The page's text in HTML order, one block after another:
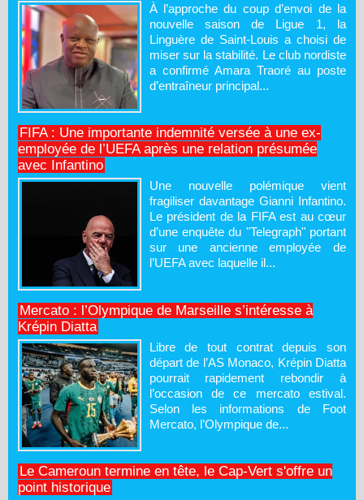
À l’approche du coup d’envoi de la
nouvelle saison de Ligue 1, la
Linguère de Saint-Louis a choisi de
miser sur la stabilité. Le club nordiste
a confirmé Amara Traoré au poste
d’entraîneur principal...
FIFA : Une importante indemnité versée à une ex-
employée de l’UEFA après une relation présumée
avec Infantino
Une nouvelle polémique vient
fragiliser davantage Gianni Infantino.
Le président de la FIFA est au cœur
d’une enquête du "Telegraph" portant
sur une ancienne employée de
l’UEFA avec laquelle il...
Mercato : l’Olympique de Marseille s’intéresse à
Krépin Diatta
Libre de tout contrat depuis son
départ de l’AS Monaco, Krépin Diatta
pourrait rapidement rebondir à
l’occasion de ce mercato estival.
Selon les informations de Foot
Mercato, l’Olympique de...
Le Cameroun termine en tête, le Cap-Vert s'offre un
point historique